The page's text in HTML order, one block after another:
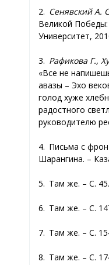
2. Сенявский А.
Великой
Университет,
3. Рафикова Г.,
«Все не
авазы – Эхо
голод хуже
радостного
руководителю
4. Письма с
Шарангина. –
5. Там же. – С. 45.
6. Там же. – С.
7. Там же. – С.
8. Там же. – С.